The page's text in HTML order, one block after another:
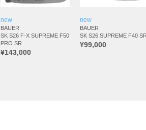
new
BAUER
SK S26 F-X SUPREME F50
PRO SR
¥143,000
new
BAUER
SK S26 SUPREME F40
¥99,000